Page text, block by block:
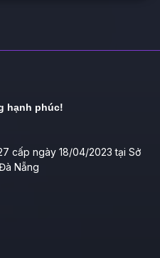
hạnh phúc!
cấp ngày 18/04/2023 tại Sở
Nẵng